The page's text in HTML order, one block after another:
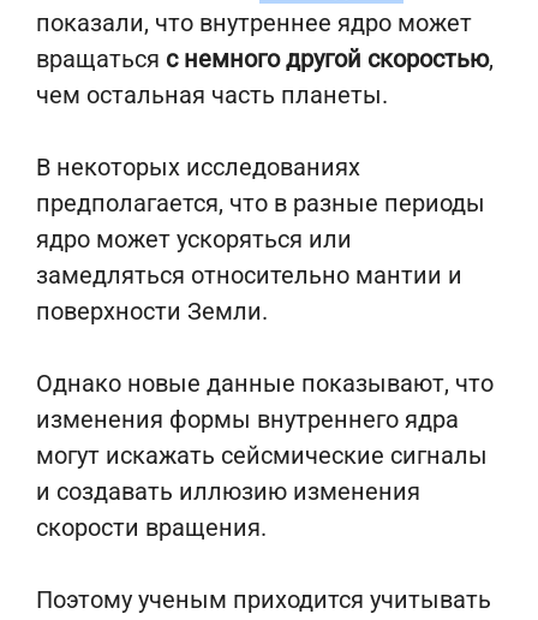
показали, что внутреннее ядро может
вращаться с немного другой скоростью,
чем остальная часть планеты.
В некоторых исследованиях
предполагается, что в разные периоды
ядро может ускоряться или
замедляться относительно мантии и
поверхности Земли.
Однако новые данные показывают, что
изменения формы внутреннего ядра
могут искажать сейсмические сигналы
и создавать иллюзию изменения
скорости вращения.
Поэтому ученым приходится учитывать